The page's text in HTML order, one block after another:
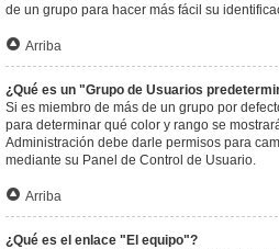
de un grupo para hacer más fácil su
Arriba
¿Qué es un "Grupo de Usuarios
Si es miembro de más de un grupo por
para determinar qué color y rango se
Administración debe darle permisos para
mediante su Panel de Control de Usuario.
Arriba
¿Qué es el enlace "El equipo"?